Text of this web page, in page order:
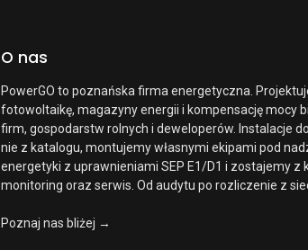
O nas
PowerGO to poznańska firma energetyczna.
fotowoltaikę, magazyny energii i kompensację mocy
firm, gospodarstw rolnych i deweloperów. Instalacje
nie z katalogu, montujemy własnymi ekipami pod
energetyki z uprawnieniami SEP E1/D1 i zostajemy z
monitoring oraz serwis. Od audytu po rozliczenie z
Poznaj nas bliżej →